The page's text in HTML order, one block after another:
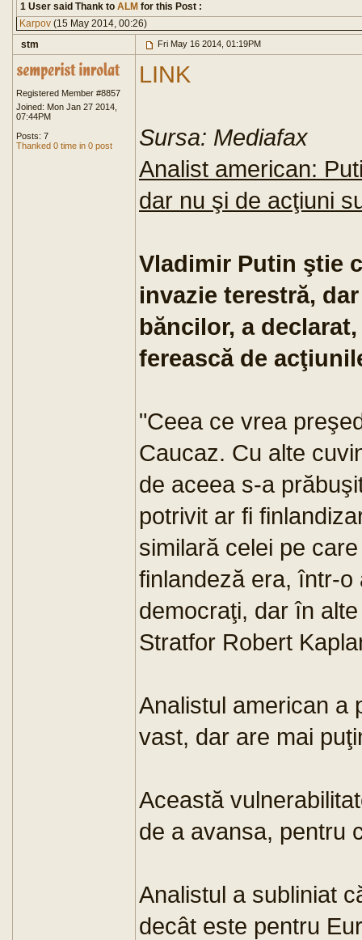
1 User said Thank to ALM for this Post :
Karpov (15 May 2014, 00:26)
stm
Fri May 16 2014, 01:19PM
Registered Member #8857
Joined: Mon Jan 27 2014,
07:44PM
Posts: 7
Thanked 0 time in 0 post
LINK
Sursa: Mediafax
Analist american:
dar nu şi de acţiuni
Vladimir Putin ştie
invazie terestră,
băncilor, a
ferească de
"Ceea ce vrea
Caucaz. Cu alte
de aceea s-a
potrivit ar fi
similară celei pe
finlandeză era, într-o
democraţi, dar în
Stratfor Robert
Analistul american a
vast, dar are mai
Această
de a avansa, pentru
Analistul a subliniat
decât este pentru